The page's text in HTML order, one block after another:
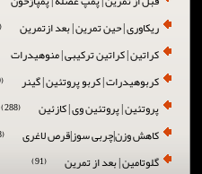
ریکاوری | حین تمرین | بعد ازتمرین (33)
کراتین | کراتین ترکیبی | منوهیدرات
کربوهیدرات | کربو پروتئین | گینر (149)
پروتئین | پروتئین وی | کازئین (288)
کاهش وزن|چربی سوز|قرص لاغری (238)
گلوتامین | بعد از تمرین (91)